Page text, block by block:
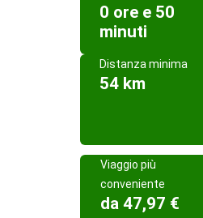
0 ore e 50
minuti
Distanza minima
54 km
Viaggio più
conveniente
da 47,97 €